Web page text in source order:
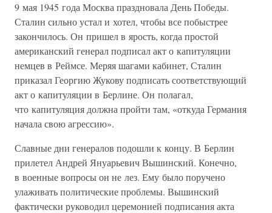
9 мая 1945 года Москва праздновала День Победы.
Сталин сильно устал и хотел, чтобы все побыстрее
закончилось. Он пришел в ярость, когда простой
американский генерал подписал акт о капитуляции
немцев в Реймсе. Меряя шагами кабинет, Сталин
приказал Георгию Жукову подписать соответствующий
акт о капитуляции в Берлине. Он полагал,
что капитуляция должна пройти там, «откуда Германия
начала свою агрессию».
Славные дни генералов подошли к концу. В Берлин
прилетел Андрей Януарьевич Вышинский. Конечно,
в военные вопросы он не лез. Ему было поручено
улаживать политические проблемы. Вышинский
фактически руководил церемонией подписания акта